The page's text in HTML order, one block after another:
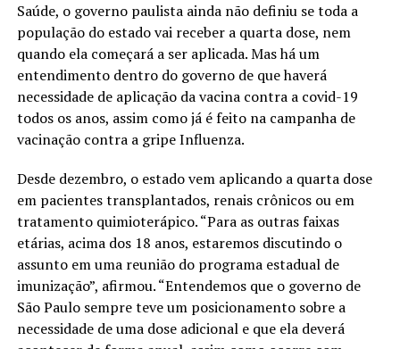
Saúde, o governo paulista ainda não definiu se toda a
população do estado vai receber a quarta dose, nem
quando ela começará a ser aplicada. Mas há um
entendimento dentro do governo de que haverá
necessidade de aplicação da vacina contra a covid-19
todos os anos, assim como já é feito na campanha de
vacinação contra a gripe Influenza.
Desde dezembro, o estado vem aplicando a quarta dose
em pacientes transplantados, renais crônicos ou em
tratamento quimioterápico. “Para as outras faixas
etárias, acima dos 18 anos, estaremos discutindo o
assunto em uma reunião do programa estadual de
imunização”, afirmou. “Entendemos que o governo de
São Paulo sempre teve um posicionamento sobre a
necessidade de uma dose adicional e que ela deverá